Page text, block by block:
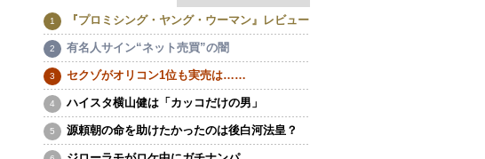
『プロミシング・ヤング・ウーマン』レビュー
有名人サイン“ネット売買”の闇
セクゾがオリコン1位も実売は……
ハイスタ横山健は「カッコだけの男」
源頼朝の命を助けたかったのは後白河法皇？